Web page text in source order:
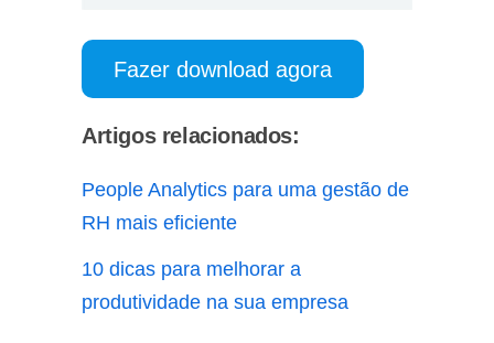
Fazer download agora
Artigos relacionados:
People Analytics para uma gestão de
RH mais eficiente
10 dicas para melhorar a
produtividade na sua empresa